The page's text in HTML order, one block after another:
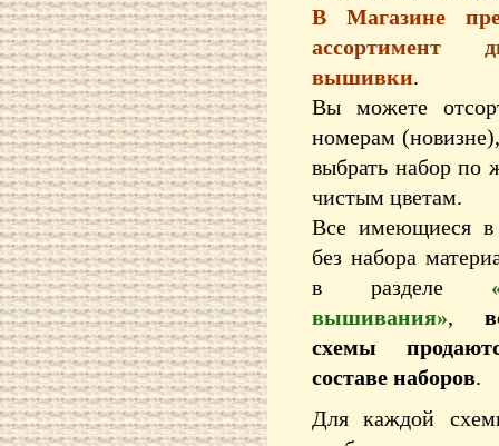
В Магазине
ассортимент
вышивки.
Вы можете
номерам
выбрать набор по
чистым цветам.
Все имеющиеся в
без набора
в разделе
вышивания»,
схемы
составе наборов.
Для каждой